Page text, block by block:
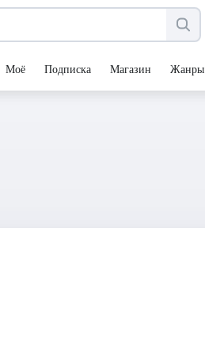
Моё Подписка Магазин Жанры